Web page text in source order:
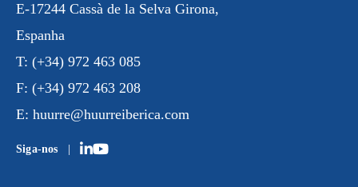
E-17244 Cassà de la Selva Girona,
Espanha
T: (+34) 972 463 085
F: (+34) 972 463 208
E: huurre@huurreiberica.com
Siga-nos